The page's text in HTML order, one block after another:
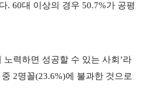
. 60대 이상의 경우 50.7%가 공평
노력하면 성공할 수 있는 사회’라
2명꼴(23.6%)에 불과한 것으로